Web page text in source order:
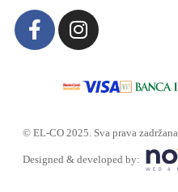
© EL-CO 2025. Sva prava zadržana.
Designed & developed by: